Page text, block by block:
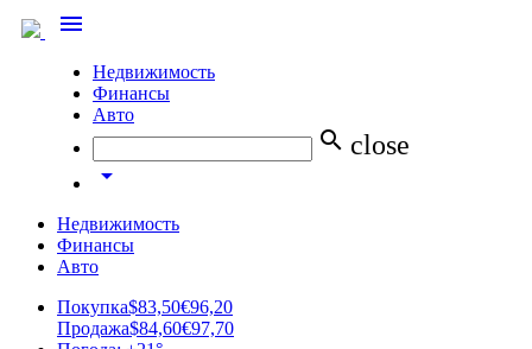
menu
Недвижимость
Финансы
Авто
search close
arrow_drop_down
Недвижимость
Финансы
Авто
Покупка$83,50€96,20
Продажа$84,60€97,70